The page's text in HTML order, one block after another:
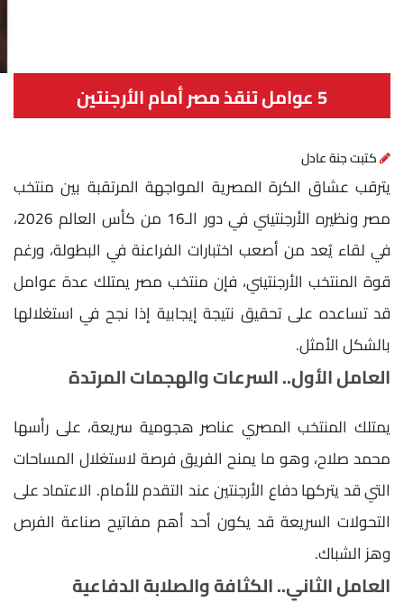
5 عوامل تنقذ مصر أمام الأرجنتين
كتبت جنة عادل
يترقب عشاق الكرة المصرية المواجهة المرتقبة بين منتخب
مصر ونظيره الأرجنتيني في دور الـ16 من كأس العالم 2026،
في لقاء يُعد من أصعب اختبارات الفراعنة في البطولة، ورغم
قوة المنتخب الأرجنتيني، فإن منتخب مصر يمتلك عدة عوامل
قد تساعده على تحقيق نتيجة إيجابية إذا نجح في استغلالها
بالشكل الأمثل.
العامل الأول.. السرعات والهجمات المرتدة
يمتلك المنتخب المصري عناصر هجومية سريعة، على رأسها
محمد صلاح، وهو ما يمنح الفريق فرصة لاستغلال المساحات
التي قد يتركها دفاع الأرجنتين عند التقدم للأمام. الاعتماد على
التحولات السريعة قد يكون أحد أهم مفاتيح صناعة الفرص
وهز الشباك.
العامل الثاني.. الكثافة والصلابة الدفاعية